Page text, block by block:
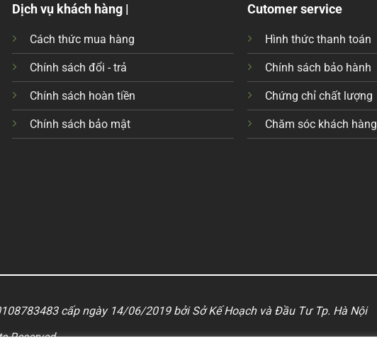
Dịch vụ khách hàng |
Cách thức mua hàng
Chính sách đổi - trả
Chính sách hoàn tiền
Chính sách bảo mật
Cutomer service
Hình thức thanh toán
Chính sách bảo hành
Chứng chỉ chất lượng
Chăm sóc khách hàng
cấp ngày 14/06/2019 bởi Sở Kế Hoạch và Đầu Tư Tp. Hà Nội